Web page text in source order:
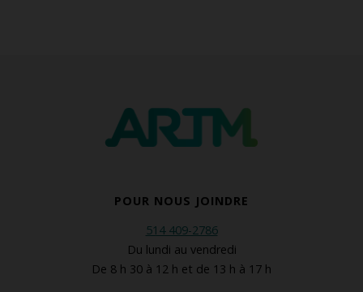
POUR NOUS JOINDRE
514 409-2786
Du lundi au vendredi
De 8 h 30 à 12 h et de 13 h à 17 h